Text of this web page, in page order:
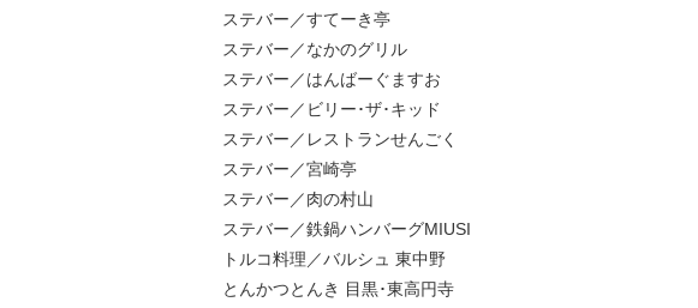
ステバー／すてーき亭
ステバー／なかのグリル
ステバー／はんばーぐますお
ステバー／ビリー･ザ･キッド
ステバー／レストランせんごく
ステバー／宮崎亭
ステバー／肉の村山
ステバー／鉄鍋ハンバーグMIUSI
トルコ料理／バルシュ 東中野
とんかつとんき 目黒･東高円寺